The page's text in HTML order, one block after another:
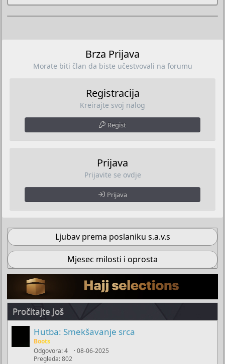
Brza Prijava
Morate biti član da biste učestvovali na forumu
Registracija
Kreirajte svoj nalog
Regist
Prijava
Prijavite se ovdje
Prijava
Ljubav prema poslaniku s.a.v.s
Mjesec milosti i oprosta
Pročitajte Još
Hutba: Smekšavanje srca
Boots
Odgovora 4
Pregleda 802
08-06-2025